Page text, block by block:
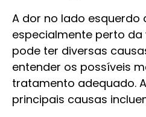
A dor no lado esquerdo
especialmente perto da
pode ter diversas
entender os possíveis
tratamento adequado.
principais causas